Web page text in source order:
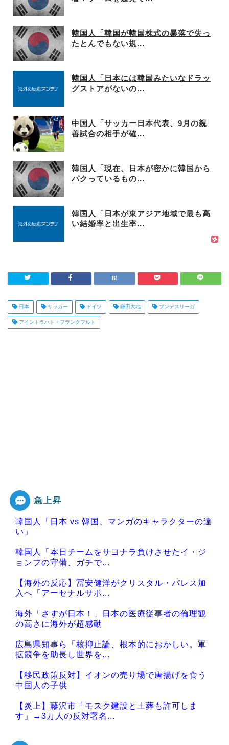
韓国人「韓国が韓国株式の暴落で失っ
たとんでもない規...
韓国人「日本には韓国みたいなドラッ
グストアがないの...
中国人「サッカー日本代表、9月の親
善試合の相手が確...
韓国人「現在、日本が密かに韓国から
パクっているもの...
韓国人「日本が東アジア地域で最も高
い結婚率と出生率...
日本 サッカー ドイツ 鎌田大地 ブンデスリーガ
アイントラハト・フランクフルト
急上昇
韓国人「日本 vs 韓国、マンガのキャラクターの違
い」
韓国人「本日チームをサヨナラ負けさせたイ・ジ
ョンフの守備、ガチで...
【海外の反応】冨安健洋がクリスタル・パレス加
入へ「アーセナルサポ...
海外「さすが日本！」日本の医療従事者の倫理観
の高さに海外が超感動
広島県知事ら「核抑止論、根本的におかしい。軍
拡競争を助長し世界を...
【移民政策反対】イオンの売り場で唐揚げを食う
中国人の子供
【炎上】藤沢市「モスク建設と土葬も許可しま
す」→3万人の反対署名...